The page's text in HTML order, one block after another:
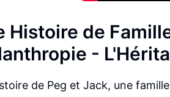
Histoire de
-
de Peg et Jack, une